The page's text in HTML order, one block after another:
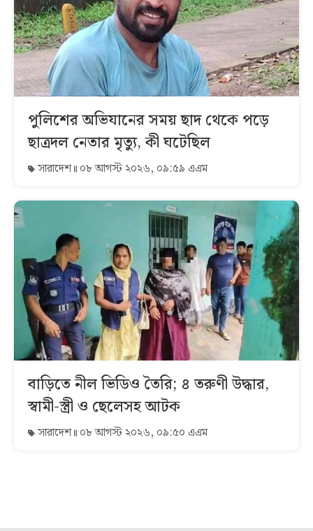
পুলিশের অভিযানের সময় ছাদ থেকে পড়ে
ছাত্রদল নেতার মৃত্যু, কী ঘটেছিল
সারাদেশ ০৮ আগস্ট ২০২৬, ০৯:৫৯ এএম
বাড়িতে নীল ভিডিও তৈরি; ৪ তরুণী উদ্ধার,
স্বামী-স্ত্রী ও ছেলেসহ আটক
সারাদেশ ০৮ আগস্ট ২০২৬, ০৯:৫০ এএম